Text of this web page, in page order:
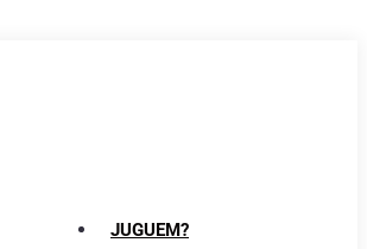
JUGUEM?